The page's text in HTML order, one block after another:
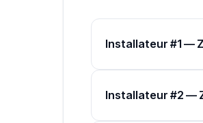
Installateur #1 —
Installateur #2 —